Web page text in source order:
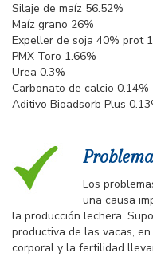
Silaje de maíz 56.52%
Maíz grano 26%
Expeller de soja 40% prot
PMX Toro 1.66%
Urea 0.3%
Carbonato de calcio 0.14%
Aditivo Bioadsorb Plus
Los
una causa
la producción lechera.
productiva de las vacas,
corporal y la fertilidad